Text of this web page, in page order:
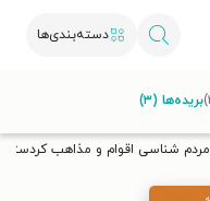
دسته‌بندی‌ها
کن.
شناسی اقوام و مذاهب کردستان
بریده‌ها (۳)